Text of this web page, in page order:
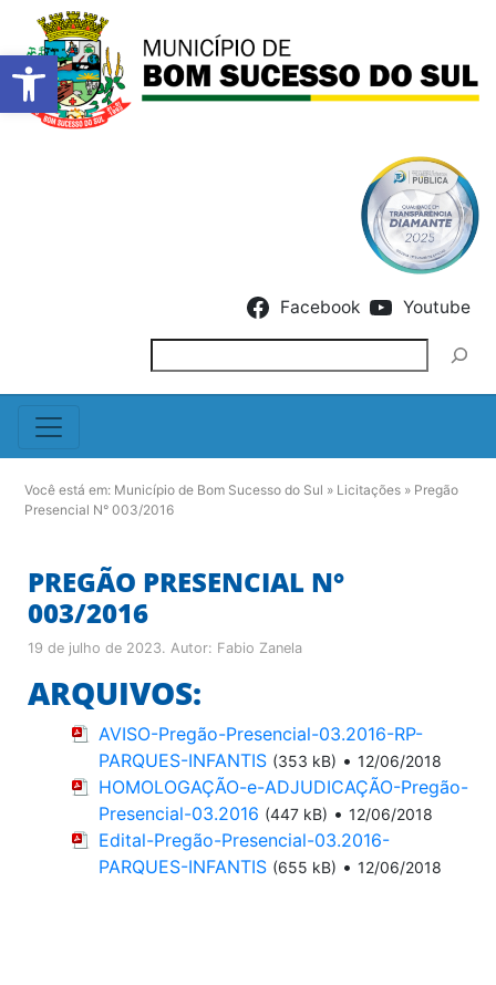
Barra de Ferramentas
Facebook Youtube
Você está em: Município de Bom Sucesso do Sul » Licitações » Pregão
Presencial N° 003/2016
PREGÃO PRESENCIAL N°
003/2016
19 de julho de 2023. Autor: Fabio Zanela
ARQUIVOS:
AVISO-Pregão-Presencial-03.2016-RP-
PARQUES-INFANTIS (353 kB) • 12/06/2018
HOMOLOGAÇÃO-e-ADJUDICAÇÃO-Pregão-
Presencial-03.2016 (447 kB) • 12/06/2018
Edital-Pregão-Presencial-03.2016-
PARQUES-INFANTIS (655 kB) • 12/06/2018